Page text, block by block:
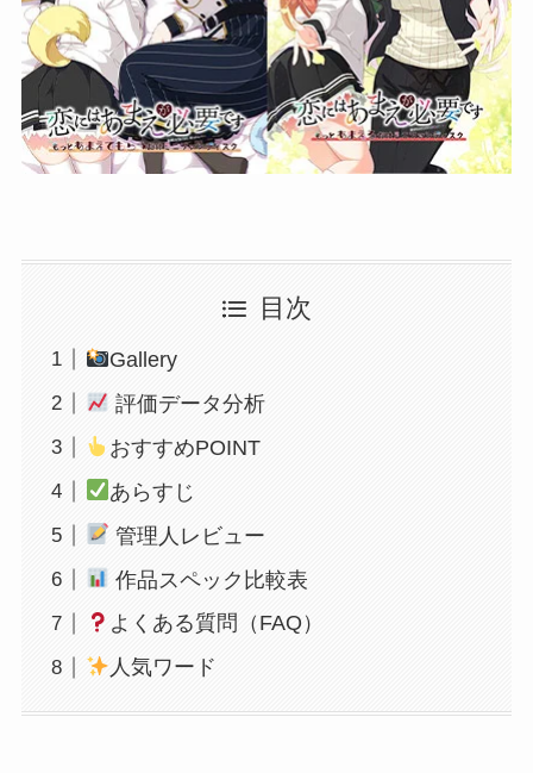
目次
Gallery
評価データ分析
おすすめPOINT
あらすじ
管理人レビュー
作品スペック比較表
よくある質問（FAQ）
人気ワード